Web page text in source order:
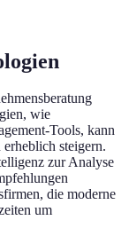
wie
Tools, kann
steigern.
zur Analyse
die moderne
um